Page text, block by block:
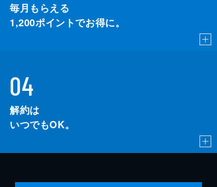
毎月もらえる
1,200ポイントでお得に。
04
解約は
いつでもOK。